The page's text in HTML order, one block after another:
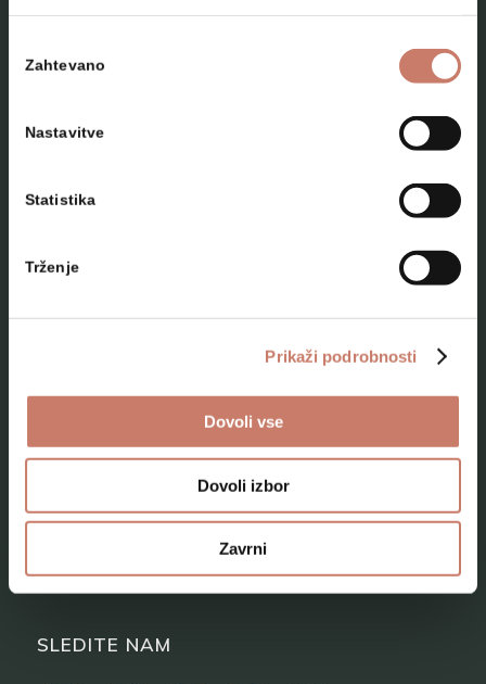
soglasja
Zahtevano
Nastavitve
Statistika
Trženje
Prikaži podrobnosti
Dovoli vse
Dovoli izbor
Zavrni
Kam na izlet
Programi za skupine odraslih
Kje smo
SLEDITE NAM